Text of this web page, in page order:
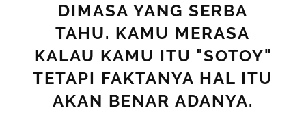
DIMASA YANG SERBA
TAHU. KAMU MERASA
KALAU KAMU ITU "SOTOY"
TETAPI FAKTANYA HAL ITU
AKAN BENAR ADANYA.